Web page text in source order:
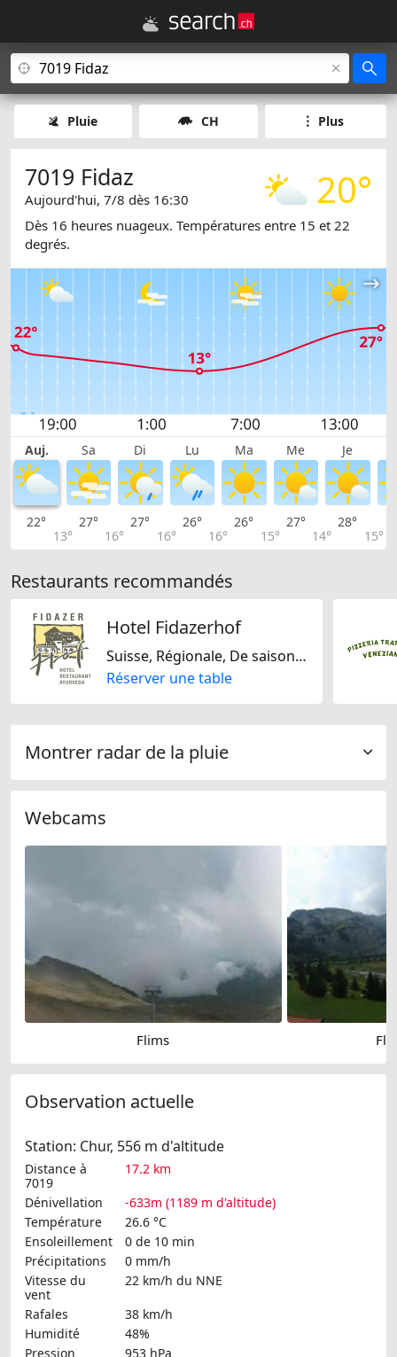
Pluie CH Plus
20°
7019 Fidaz
Aujourd'hui, 7/8 dès 16:30
Dès 16 heures nuageux. Températures entre 15 et 22
degrés.
Auj. Sa Di Lu Ma Me Je
22°
13°
27°
16°
27°
16°
26°
16°
26°
15°
27°
14°
28°
15°
Restaurants recommandés
Hotel Fidazerhof
Suisse, Régionale, De saison, Sans lactose, Sans gluten
Réserver une table
Montrer radar de la pluie
Webcams
Flims
Observation actuelle
Station: Chur, 556 m d'altitude
Distance à
7019
17.2 km
Dénivellation
-633m (1189 m d'altitude)
Température
26.6 °C
Ensoleillement
0 de 10 min
Précipitations
0 mm/h
Vitesse du
vent
22 km/h du NNE
Rafales
38 km/h
Humidité
48%
Pression
953 hPa